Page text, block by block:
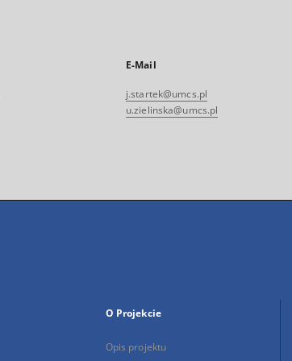
E-Mail
j.startek@umcs.pl
u.zielinska@umcs.pl
O Projekcie
Opis projektu